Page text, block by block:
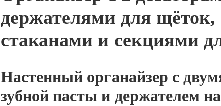
держателями для
стаканами и секциями
Настенный органайзер с
зубной пасты и держателем